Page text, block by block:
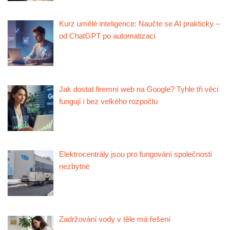
Kurz umělé inteligence: Naučte se AI prakticky –
od ChatGPT po automatizaci
Jak dostat firemní web na Google? Tyhle tři věci
fungují i bez velkého rozpočtu
Elektrocentrály jsou pro fungování společnosti
nezbytné
Zadržování vody v těle má řešení